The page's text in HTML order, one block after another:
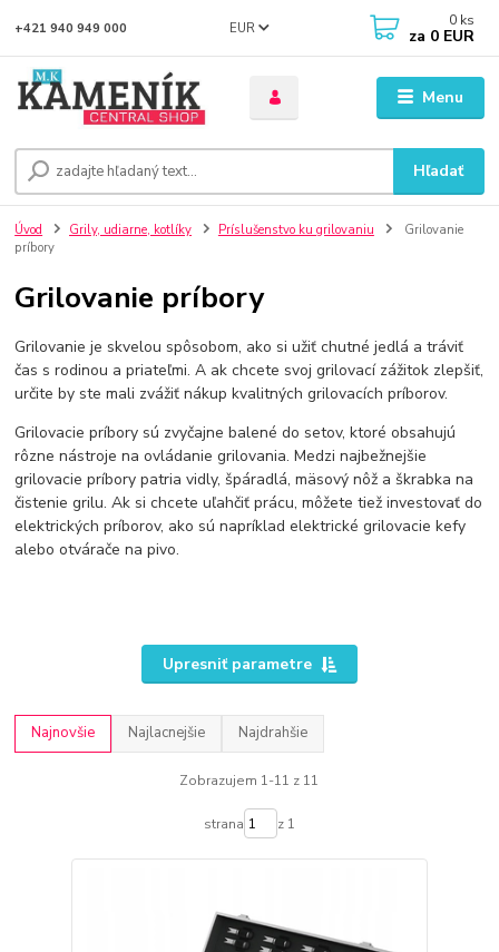
Menu
EUR
Hľadať
+421 940 949 000 0 ks
za 0 EUR
Úvod Grily, udiarne, kotlíky Príslušenstvo ku grilovaniu
Grilovanie
príbory
Grilovanie príbory
Grilovanie je skvelou spôsobom, ako si užiť chutné jedlá a tráviť
čas s rodinou a priateľmi. A ak chcete svoj grilovací zážitok zlepšiť,
určite by ste mali zvážiť nákup kvalitných grilovacích príborov.
Grilovacie príbory sú zvyčajne balené do setov, ktoré obsahujú
rôzne nástroje na ovládanie grilovania. Medzi najbežnejšie
grilovacie príbory patria vidly, špáradlá, mäsový nôž a škrabka na
čistenie grilu. Ak si chcete uľahčiť prácu, môžete tiež investovať do
elektrických príborov, ako sú napríklad elektrické grilovacie kefy
alebo otvárače na pivo.
Upresniť parametre
Najnovšie Najlacnejšie Najdrahšie
Zobrazujem 1-11 z 11
strana z 1